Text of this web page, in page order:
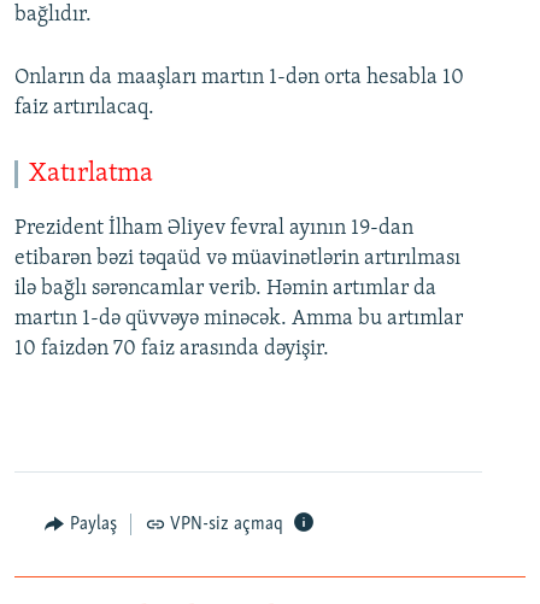
bağlıdır.
Onların da maaşları martın 1-dən orta hesabla 10
faiz artırılacaq.
Xatırlatma
Prezident İlham Əliyev fevral ayının 19-dan
etibarən bəzi təqaüd və müavinətlərin artırılması
ilə bağlı sərəncamlar verib. Həmin artımlar da
martın 1-də qüvvəyə minəcək. Amma bu artımlar
10 faizdən 70 faiz arasında dəyişir.
Paylaş VPN-siz açmaq